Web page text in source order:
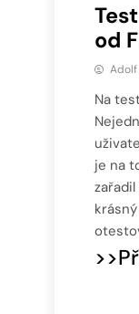
od
Adolf
Na
je na